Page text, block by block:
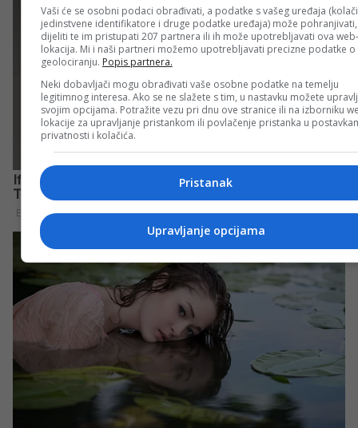
Vaši će se osobni podaci obrađivati, a podatke s vašeg uređaja
jedinstvene identifikatore i druge podatke uređaja) može pohranjivati,
dijeliti te im pristupati 207 partnera ili ih može upotrebljavati ova web-
lokacija. Mi i naši partneri možemo upotrebljavati precizne podatke o
geolociranju. Popis partnera.
Neki dobavljači mogu obrađivati vaše osobne podatke na temelju
legitimnog interesa. Ako se ne slažete s tim, u nastavku možete
svojim opcijama. Potražite vezu pri dnu ove stranice ili na izborniku
lokacije za upravljanje pristankom ili povlačenje pristanka u
privatnosti i kolačića.
Pristanak
Upravljanje opcijama